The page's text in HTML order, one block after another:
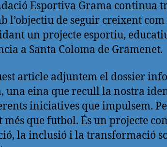
Esportiva Grama continua
l’objectiu de seguir creixent
un projecte esportiu,
a Santa Coloma de Gramenet.
article adjuntem el dossier
una eina que recull la nostra
iniciatives que impulsem.
més que futbol. És un projecte
la inclusió i la transformació